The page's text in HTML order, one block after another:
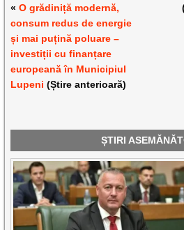
«O grădiniță modernă,
consum redus de energie
și mai puțină poluare –
investiții cu finanțare
europeană în Municipiul
Lupeni (Știre anterioară)
ȘTIRI